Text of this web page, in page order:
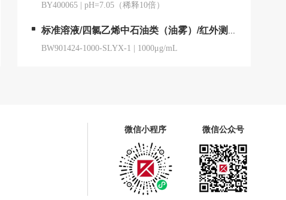
BY400065 pH=7.05（稀释10倍）
标准溶液/四氯乙烯中石油类（油雾）/红外测油仪用
BW901424-1000-SLYX-1 1000μg/mL
微信小程序 微信公众号